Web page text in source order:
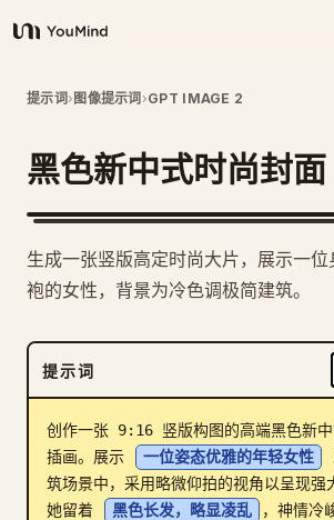
YouMind
概览
使用案例
定价
下载
提示词› 图像提示词 ›GPT IMAGE 2
黑色新中式时尚封面
生成一张竖版高定时尚大片，展示一
袍的女性，背景为冷色调极简建筑。
提示词
创作一张 9:16 竖版构图的高端黑色新
插画。展示
一位姿态优雅的年轻女性
筑场景中，采用略微仰拍的视角以呈现强
她留着
黑色长发，略显凌乱
，神情冷